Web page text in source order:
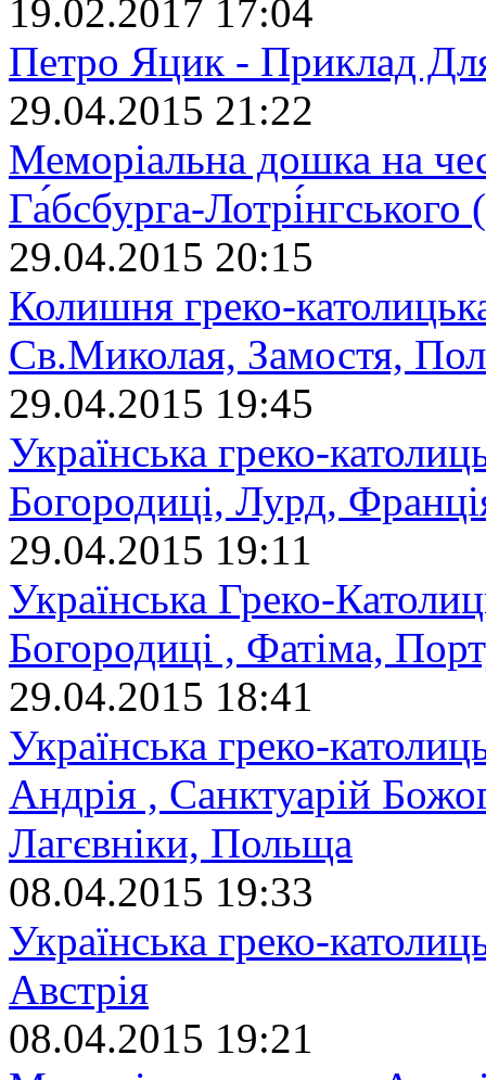
19.02.2017 17:04
Петро Яцик - Приклад
29.04.2015 21:22
Меморіальна дошка на
Га́бсбурга-
29.04.2015 20:15
Колишня греко-
Св.Миколая, Замостя,
29.04.2015 19:45
Українська греко-
Богородиці, Лурд,
29.04.2015 19:11
Українська Греко-
Богородиці , Фатіма,
29.04.2015 18:41
Українська греко-
Андрія , Санктуарій
Лагєвніки, Польща
08.04.2015 19:33
Українська греко-
Австрія
08.04.2015 19:21